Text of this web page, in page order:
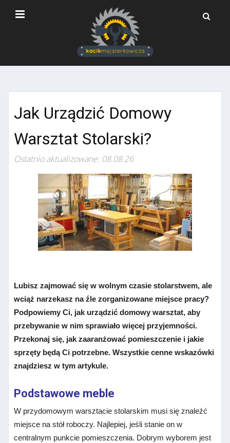
Jak Urządzić Domowy
Warsztat Stolarski?
Ostatnio aktualizowane: 08.08.26
Lubisz zajmować się w wolnym czasie stolarstwem, ale
wciąż narzekasz na źle zorganizowane miejsce pracy?
Podpowiemy Ci, jak urządzić domowy warsztat, aby
przebywanie w nim sprawiało więcej przyjemności.
Przekonaj się, jak zaaranżować pomieszczenie i jakie
sprzęty będą Ci potrzebne. Wszystkie cenne wskazówki
znajdziesz w tym artykule.
Podstawowe meble
W przydomowym warsztacie stolarskim musi się znaleźć
miejsce na stół roboczy. Najlepiej, jeśli stanie on w
centralnym punkcie pomieszczenia. Dobrym wyborem jest